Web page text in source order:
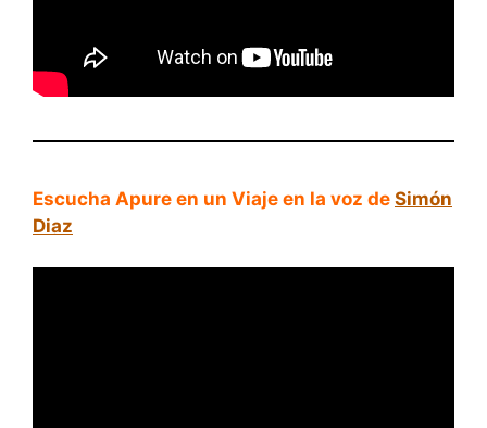
Escucha Apure en un Viaje en la voz de Simón
Diaz